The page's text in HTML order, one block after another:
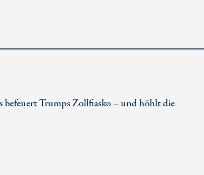
befeuert Trumps Zollfiasko – und höhlt die